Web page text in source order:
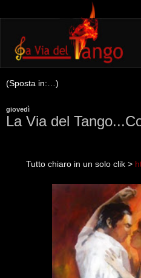
giovedì
La Via del
Tutto chiaro in un solo clik >